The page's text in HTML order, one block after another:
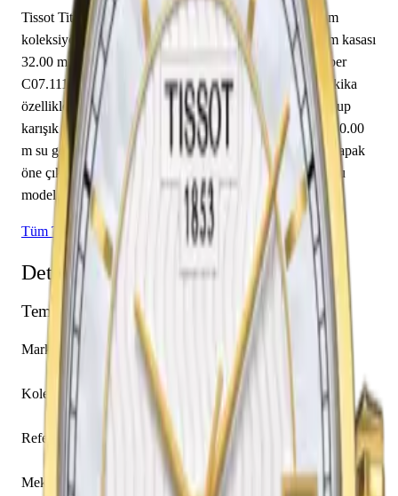
Tissot Titanium T087.207.55.117.00, markanın Titanium
koleksiyonuna ait bir kol saati modelidir. Saatin titanyum kasası
32.00 mm çapa sahip olup safir cam kullanılmıştır. Caliber
C07.111 mekanizma ile donatılmış olan bu saat, saat, dakika
özelliklerine sahiptir. Kadran beyaz renkte tasarlanmış olup
karışık indekslerle tamamlanmıştır. Teknik detaylarında 50.00
m su geçirmezlik, 10.00 mm kasa yüksekliği, açık arka kapak
öne çıkmaktadır. Sınırlı üretim olarak piyasaya sunulan bu
model, koleksiyonerlerin ilgisini çekmektedir.
Tüm Tissot Modelleri
Detaylı Teknik Özellikler
Temel Bilgiler
Marka
Tissot
Koleksiyon
Titanium
Referans
T087.207.55.117.00
Mekanizma Adı